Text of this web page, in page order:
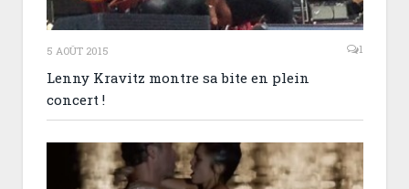
5 AOÛT 2015 1
Lenny Kravitz montre sa bite en plein
concert !